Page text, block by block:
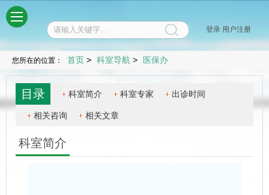
登录 用户注册
您所在的位置： 首页 > 科室导航 > 医保办
目录 科室简介 科室专家 出诊时间
相关咨询 相关文章
科室简介